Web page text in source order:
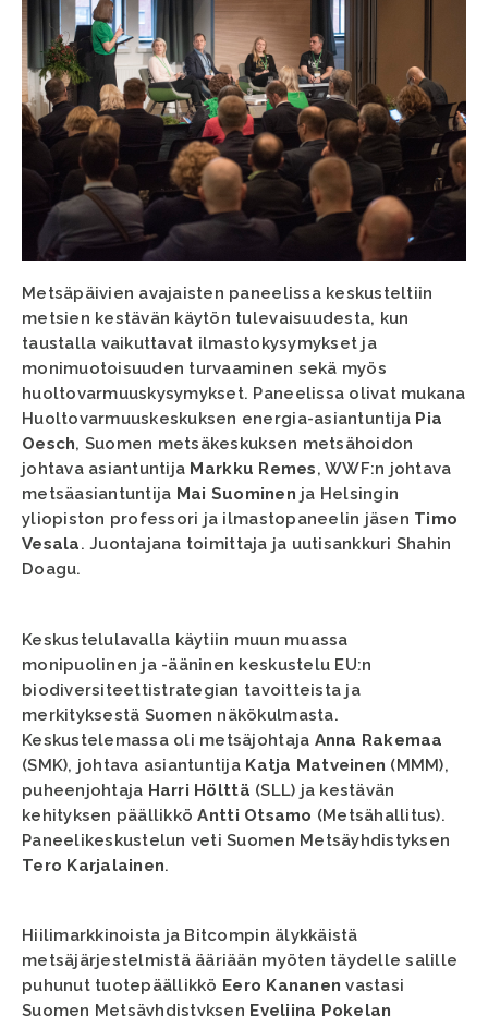
Metsäpäivien avajaisten paneelissa keskusteltiin
metsien kestävän käytön tulevaisuudesta, kun
taustalla vaikuttavat ilmastokysymykset ja
monimuotoisuuden turvaaminen sekä myös
huoltovarmuuskysymykset. Paneelissa olivat mukana
Huoltovarmuuskeskuksen energia-asiantuntija Pia
Oesch, Suomen metsäkeskuksen metsähoidon
johtava asiantuntija Markku Remes, WWF:n johtava
metsäasiantuntija Mai Suominen ja Helsingin
yliopiston professori ja ilmastopaneelin jäsen Timo
Vesala. Juontajana toimittaja ja uutisankkuri Shahin
Doagu.
Keskustelulavalla käytiin muun muassa
monipuolinen ja -ääninen keskustelu EU:n
biodiversiteettistrategian tavoitteista ja
merkityksestä Suomen näkökulmasta.
Keskustelemassa oli metsäjohtaja Anna Rakemaa
(SMK), johtava asiantuntija Katja Matveinen (MMM),
puheenjohtaja Harri Hölttä (SLL) ja kestävän
kehityksen päällikköAntti Otsamo (Metsähallitus).
Paneelikeskustelun veti Suomen Metsäyhdistyksen
Tero Karjalainen.
Hiilimarkkinoista ja Bitcompin älykkäistä
metsäjärjestelmistä ääriään myöten täydelle salille
puhunut tuotepäällikkö Eero Kananen vastasi
Suomen Metsäyhdistyksen Eveliina Pokelan